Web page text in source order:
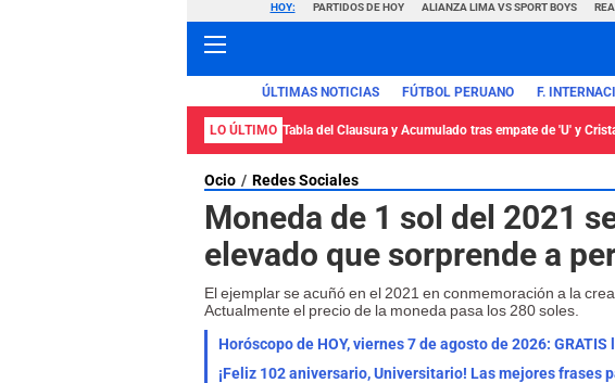
HOY: PARTIDOS DE HOY ALIANZA LIMA VS SPORT BOYS
ÚLTIMAS NOTICIAS FÚTBOL PERUANO F.
LO ÚLTIMO Tabla del Clausura y Acumulado tras empate de 'U' y
Ocio Redes Sociales
Moneda de 1 sol del 2021
elevado que sorprende a
El ejemplar se acuñó en el 2021 en conmemoración a la
Actualmente el precio de la moneda pasa los 280 soles.
¡Feliz 102 aniversario, Universitario! Las mejores frases